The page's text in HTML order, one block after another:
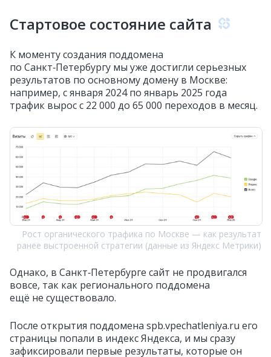
Стартовое состояние сайта
К моменту создания поддомена
по Санкт‑Петербургу мы уже достигли серьезных
результатов по основному домену в Москве:
например, с января 2024 по январь 2025 года
трафик вырос с 22 000 до 65 000 переходов в месяц.
Рост органического трафика по Москве — как результат
ранее выстроенной стратегии (данные из Яндекс Метрики)
Однако, в Санкт‑Петербурге сайт не продвигался
вовсе, так как регионального поддомена
ещё не существовало.
После открытия поддомена spb.vpechatleniya.ru его
страницы попали в индекс Яндекса, и мы сразу
зафиксировали первые результаты, которые он